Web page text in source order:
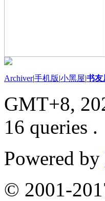
Archiver|手机版|小黑屋|书友
GMT+8,
16 queries .
Powered by
© 2001-